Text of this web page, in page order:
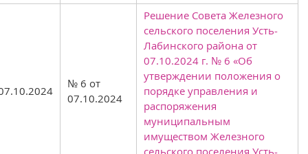
№ 6 от
07.10.2024
Решение Совета Железного
сельского поселения Усть-
Лабинского района от
07.10.2024 г. № 6 «Об
утверждении положения о
порядке управления и
распоряжения
муниципальным
имуществом Железного
сельского поселения Усть-